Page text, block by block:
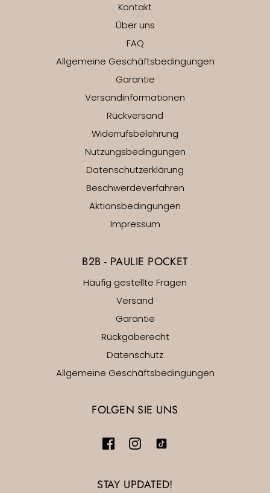
Kontakt
Über uns
FAQ
Allgemeine Geschäftsbedingungen
Garantie
Versandinformationen
Rückversand
Widerrufsbelehrung
Nutzungsbedingungen
Datenschutzerklärung
Beschwerdeverfahren
Aktionsbedingungen
Impressum
B2B - PAULIE POCKET
Häufig gestellte Fragen
Versand
Garantie
Rückgaberecht
Datenschutz
Allgemeine Geschäftsbedingungen
FOLGEN SIE UNS
STAY UPDATED!